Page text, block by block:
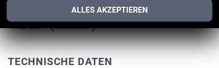
TRIUMPH SPEED TWIN
1200 (2026)
TECHNISCHE DATEN
ALLES AKZEPTIEREN